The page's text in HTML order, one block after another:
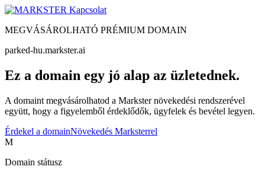
Kapcsolat
MEGVÁSÁROLHATÓ PRÉMIUM DOMAIN
parked-hu.markster.ai
Ez a domain egy jó alap az üzletednek.
A domaint megvásárolhatod a Markster növekedési rendszerével
együtt, hogy a figyelemből érdeklődők, ügyfelek és bevétel legyen.
Érdekel a domainNövekedés Marksterrel
M
Domain státusz